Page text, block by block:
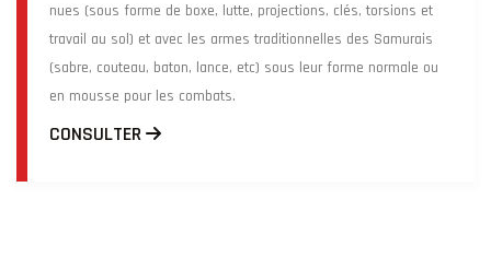
nues (sous forme de boxe, lutte, projections, clés, torsions et
travail au sol) et avec les armes traditionnelles des Samurais
(sabre, couteau, baton, lance, etc) sous leur forme normale ou
en mousse pour les combats.
CONSULTER